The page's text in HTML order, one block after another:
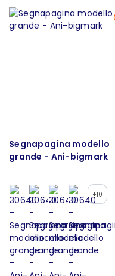
Segnapagina modello
grande - Ani-bigmark
+10